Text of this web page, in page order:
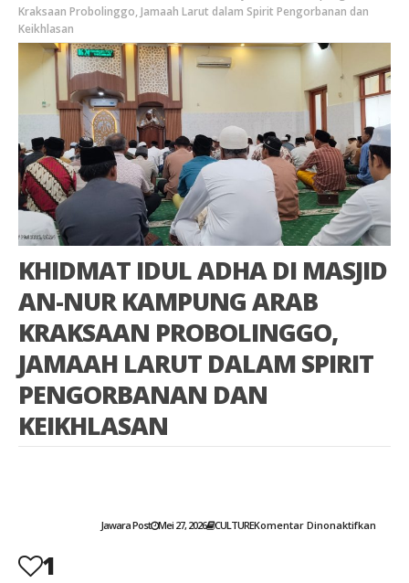
Kraksaan Probolinggo, Jamaah Larut dalam Spirit Pengorbanan dan
Keikhlasan
KHIDMAT IDUL ADHA DI MASJID
AN-NUR KAMPUNG ARAB
KRAKSAAN PROBOLINGGO,
JAMAAH LARUT DALAM SPIRIT
PENGORBANAN DAN
KEIKHLASAN
Jawara Post Mei 27, 2026 CULTUREKomentar Dinonaktifkan
1